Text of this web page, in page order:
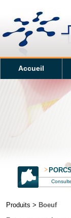
Accueil
>
Produits > Boeuf